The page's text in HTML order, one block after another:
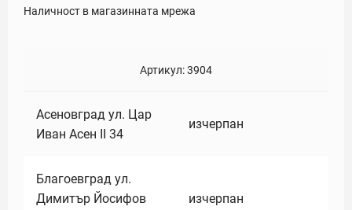
Наличност в магазинната мрежа
Артикул:3904
Асеновград ул. Цар
Иван Асен II 34
изчерпан
Благоевград ул.
Димитър Йосифов
изчерпан